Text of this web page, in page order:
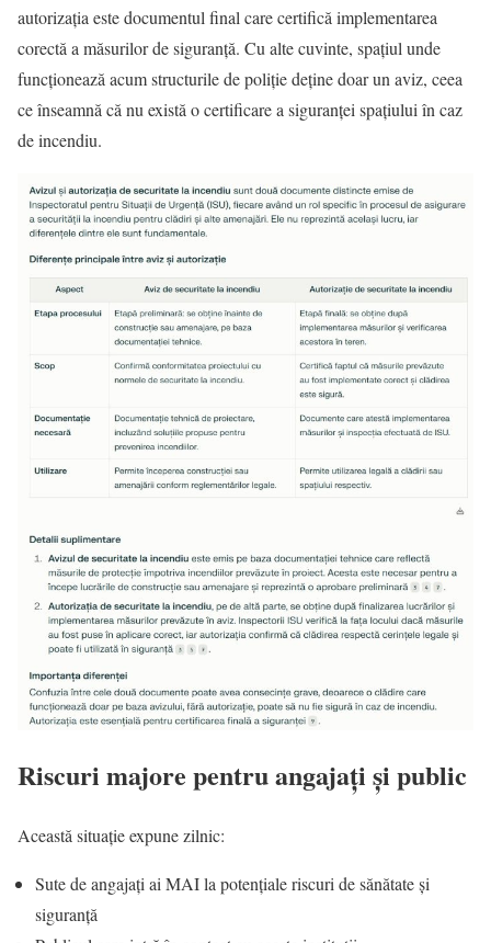
autorizația este documentul final care certifică implementarea
corectă a măsurilor de siguranță. Cu alte cuvinte, spațiul unde
funcționează acum structurile de poliție deține doar un aviz, ceea
ce înseamnă că nu există o certificare a siguranței spațiului în caz
de incendiu.
Riscuri majore pentru angajați și public
Această situație expune zilnic:
Sute de angajați ai MAI la potențiale riscuri de sănătate și
siguranță